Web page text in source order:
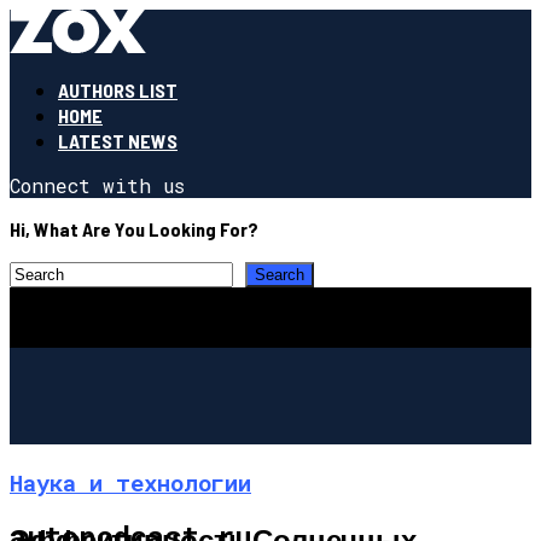
AUTHORS LIST
HOME
LATEST NEWS
Connect with us
Hi, What Are You Looking For?
Наука и технологии